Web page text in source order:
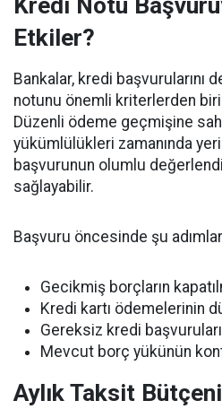
Etkiler?
Bankalar, kredi başvurularını
notunu önemli kriterlerden biri
Düzenli ödeme geçmişine
yükümlülükleri zamanında
başvurunun olumlu
sağlayabilir.
Başvuru öncesinde şu
Gecikmiş borçların
Kredi kartı ödemelerinin
Gereksiz kredi
Mevcut borç yükünün
Aylık Taksit